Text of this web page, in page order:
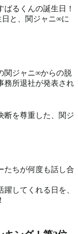
るくんの誕生日！
と、関ジャニ∞に
関ジャニ∞からの脱
務所退社が発表され
断を尊重した、関ジ
たちが何度も話し合
してくれる日を、